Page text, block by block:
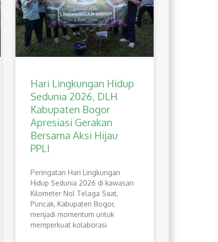
Hari Lingkungan Hidup
Sedunia 2026, DLH
Kabupaten Bogor
Apresiasi Gerakan
Bersama Aksi Hijau
PPLI
Peringatan Hari Lingkungan
Hidup Sedunia 2026 di kawasan
Kilometer Nol Telaga Saat,
Puncak, Kabupaten Bogor,
menjadi momentum untuk
memperkuat kolaborasi